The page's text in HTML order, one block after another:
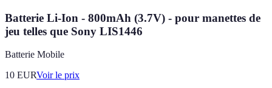
Batterie Li-Ion - 800mAh (3.7V) - pour manettes de
jeu telles que Sony LIS1446
Batterie Mobile
10 EURVoir le prix